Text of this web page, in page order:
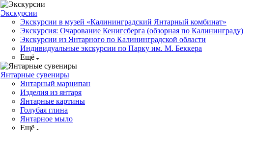
Экскурсии
Экскурсии в музей «Калининградский Янтарный комбинат»
Экскурсия: Очарование Кенигсберга (обзорная по Калининграду)
Экскурсии из Янтарного по Калининградской области
Индивидуальные экскурсии по Парку им. М. Беккера
Ещё
Янтарные сувениры
Янтарный марципан
Изделия из янтаря
Янтарные картины
Голубая глина
Янтарное мыло
Ещё